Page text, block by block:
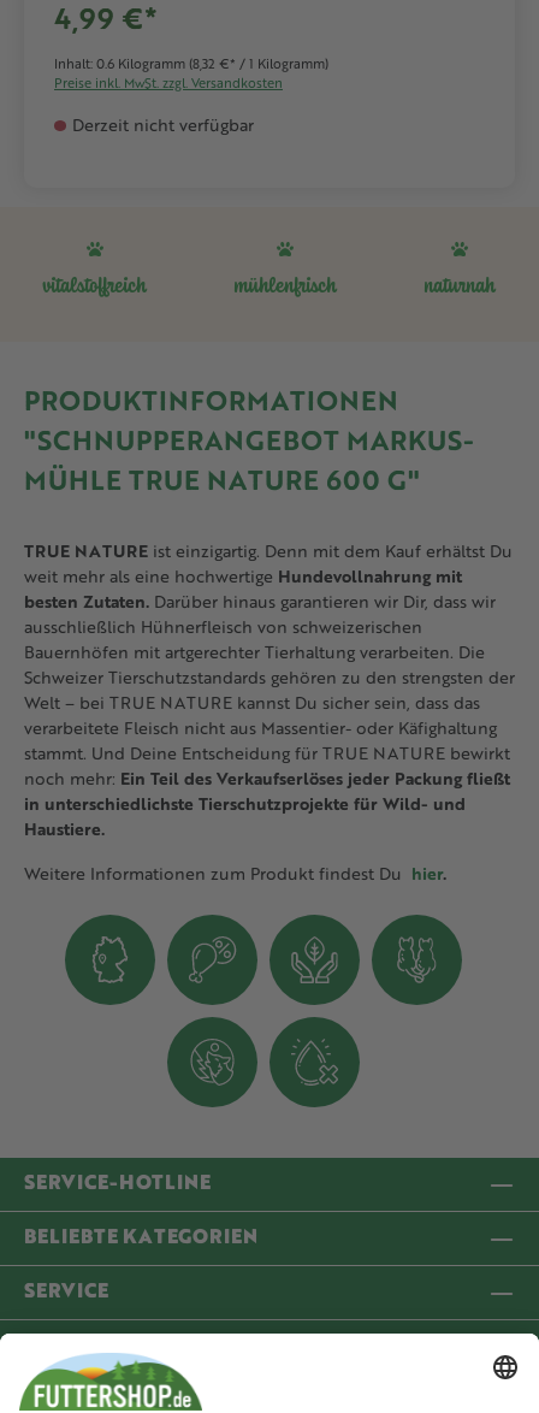
4,99 €*
Inhalt: 0.6 Kilogramm (8,32 €* / 1 Kilogramm)
Preise inkl. MwSt. zzgl. Versandkosten
Derzeit nicht verfügbar
vitalstoffreich mühlenfrisch naturnah
PRODUKTINFORMATIONEN
"SCHNUPPERANGEBOT MARKUS-
MÜHLE TRUE NATURE 600 G"
TRUE NATURE ist einzigartig. Denn mit dem Kauf erhältst Du
weit mehr als eine hochwertige Hundevollnahrung mit
besten Zutaten. Darüber hinaus garantieren wir Dir, dass wir
ausschließlich Hühnerfleisch von schweizerischen
Bauernhöfen mit artgerechter Tierhaltung verarbeiten. Die
Schweizer Tierschutzstandards gehören zu den strengsten der
Welt – bei TRUE NATURE kannst Du sicher sein, dass das
verarbeitete Fleisch nicht aus Massentier- oder Käfighaltung
stammt. Und Deine Entscheidung für TRUE NATURE bewirkt
noch mehr: Ein Teil des Verkaufserlöses jeder Packung fließt
in unterschiedlichste Tierschutzprojekte für Wild- und
Haustiere.
Weitere Informationen zum Produkt findest Du hier.
SERVICE-HOTLINE
BELIEBTE KATEGORIEN
SERVICE
COMMUNITY